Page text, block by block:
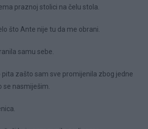
praznoj stolici na čelu stola.
što Ante nije tu da me obrani.
samu sebe.
pita zašto sam sve promijenila zbog jedne
se nasmiješim.